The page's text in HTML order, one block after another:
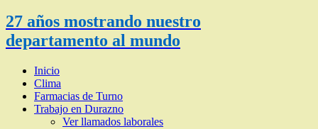
27 años mostrando nuestro
departamento al mundo
Inicio
Clima
Farmacias de Turno
Trabajo en Durazno
Ver llamados laborales